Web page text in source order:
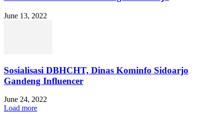
June 13, 2022
Sosialisasi DBHCHT, Dinas Kominfo Sidoarjo
Gandeng Influencer
June 24, 2022
Load more